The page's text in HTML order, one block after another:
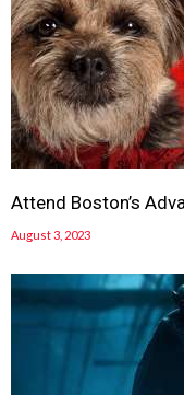
Attend Boston’s
August 3, 2023